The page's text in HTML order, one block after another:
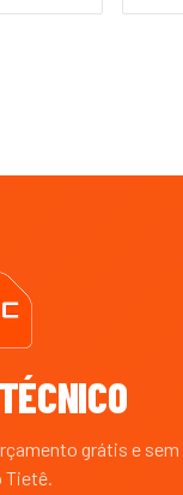
grátis e
Tietê.